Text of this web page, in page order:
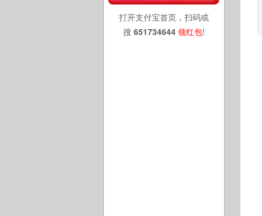
打开支付宝首页，扫码或
搜 651734644 领红包!